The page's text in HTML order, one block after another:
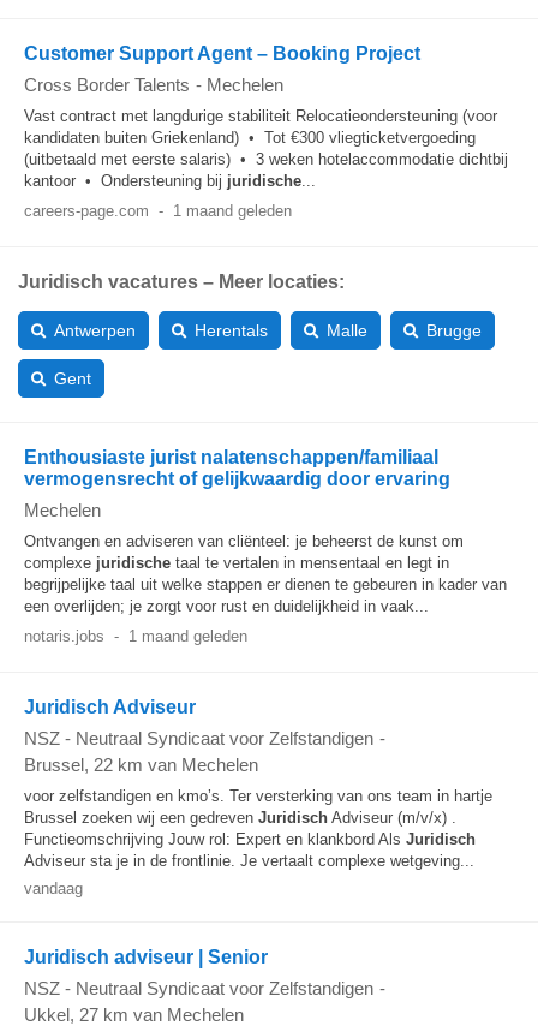
Customer Support Agent – Booking Project
Cross Border Talents - Mechelen
Vast contract met langdurige stabiliteit Relocatieondersteuning (voor
kandidaten buiten Griekenland) • Tot €300 vliegticketvergoeding
(uitbetaald met eerste salaris) • 3 weken hotelaccommodatie dichtbij
kantoor • Ondersteuning bij juridische...
careers-page.com - 1 maand geleden
Juridisch vacatures – Meer locaties:
Antwerpen Herentals Malle Brugge
Gent
Enthousiaste jurist nalatenschappen/familiaal
vermogensrecht of gelijkwaardig door ervaring
Mechelen
Ontvangen en adviseren van cliënteel: je beheerst de kunst om
complexe juridische taal te vertalen in mensentaal en legt in
begrijpelijke taal uit welke stappen er dienen te gebeuren in kader van
een overlijden; je zorgt voor rust en duidelijkheid in vaak...
notaris.jobs - 1 maand geleden
Juridisch Adviseur
NSZ - Neutraal Syndicaat voor Zelfstandigen -
Brussel, 22 km van Mechelen
voor zelfstandigen en kmo’s. Ter versterking van ons team in hartje
Brussel zoeken wij een gedreven Juridisch Adviseur (m/v/x) .
Functieomschrijving Jouw rol: Expert en klankbord Als Juridisch
Adviseur sta je in de frontlinie. Je vertaalt complexe wetgeving...
vandaag
Juridisch adviseur | Senior
NSZ - Neutraal Syndicaat voor Zelfstandigen -
Ukkel, 27 km van Mechelen